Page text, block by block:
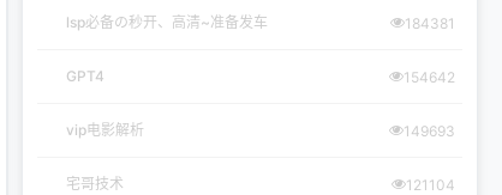
lsp必备の秒开、高清~准备发车 184381
GPT4 154642
vip电影解析 149693
宅哥技术 121104